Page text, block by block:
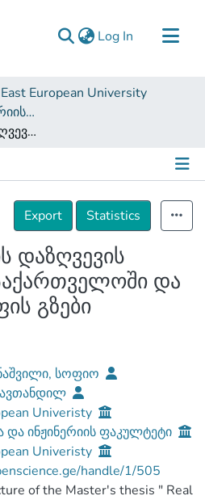
Log In (current)
East European University
ბიზნესისა და ინჟინერიის ფაკულტეტი (დისერტაციები, სამაგისტრო ნაშრომები)
უძრავი ქონების დაზღვევის პრობლემები საქართველოში და მისი სრულყოფის გზები
Details
Export
Statistics
დაზღვევის
და
გზები
სოფიო
ავთანდილ
Univeristy
და ინჟინერიის ფაკულტეტი
Univeristy
handle/1/505
of the Master's thesis " Real